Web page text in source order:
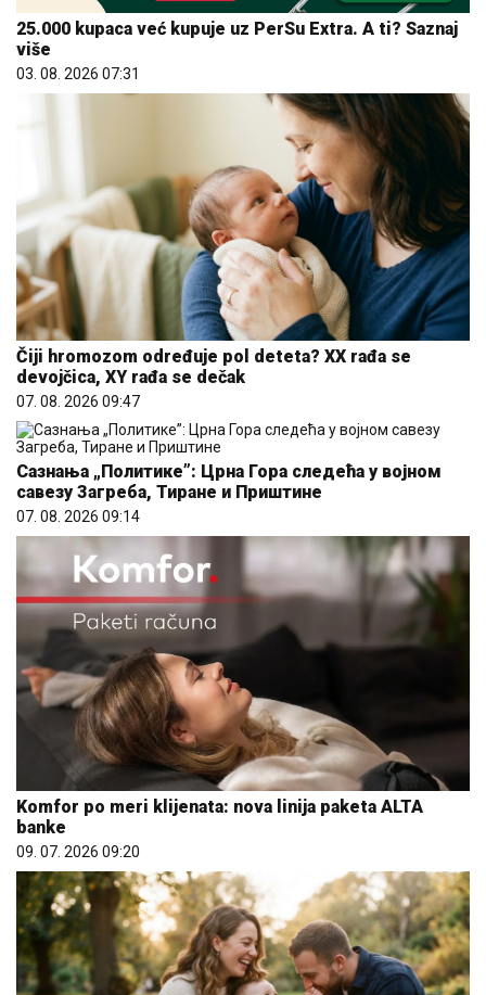
25.000 kupaca već kupuje uz PerSu Extra. A ti? Saznaj
više
03. 08. 2026 07:31
Čiji hromozom određuje pol deteta? XX rađa se
devojčica, XY rađa se dečak
07. 08. 2026 09:47
Сазнања „Политике”: Црна Гора следећа у војном
савезу Загреба, Тиране и Приштине
07. 08. 2026 09:14
Komfor po meri klijenata: nova linija paketa ALTA
banke
09. 07. 2026 09:20